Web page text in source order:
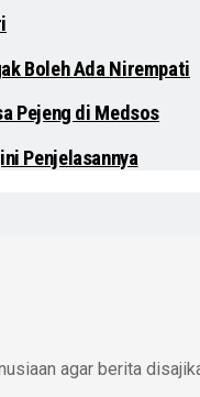
Boleh Ada Nirempati
Pejeng di Medsos
Penjelasannya
agar berita